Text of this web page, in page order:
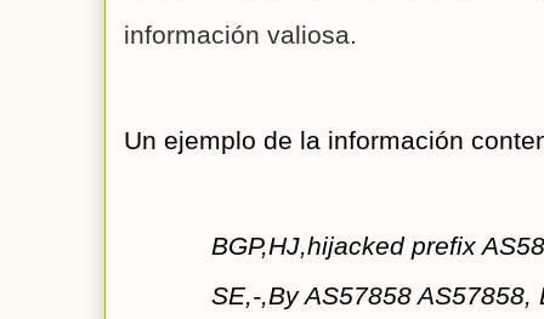
información valiosa.
Un ejemplo de la información
BGP,HJ,hijacked prefix
SE,-,By AS57858